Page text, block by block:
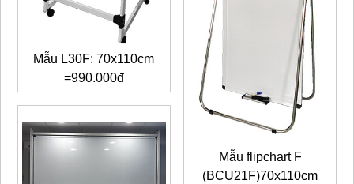
Mẫu L30F: 70x110cm
=990.000đ
Mẫu flipchart F
(BCU21F)70x110cm